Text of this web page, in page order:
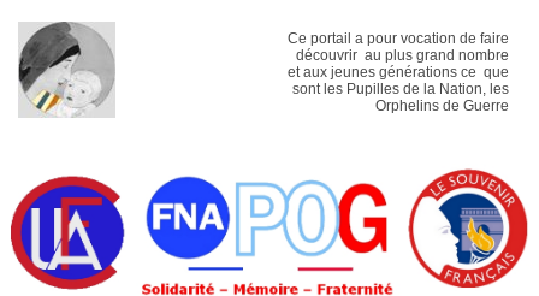
Ce portail a pour vocation de faire
découvrir au plus grand nombre
et aux jeunes générations ce que
sont les Pupilles de la Nation, les
Orphelins de Guerre